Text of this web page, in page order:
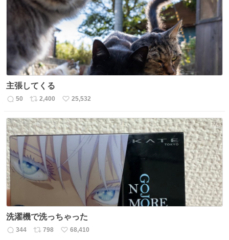
主張してくる
返
数
50
リ
ス
ト
数
2,400
い
ね
数
25,532
洗濯機で洗っちゃった
返
344
リ
798
い
68,410